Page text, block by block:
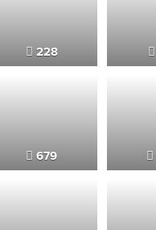
228
679